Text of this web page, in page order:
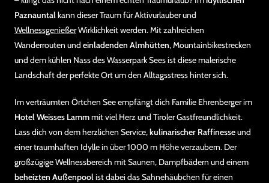
Paznauntalkann dieser Traum für Aktivurlauber und
WellnessgenießerWirklichkeit werden. Mit zahlreichen
Wanderrouten und einladenden Almhütten, Mountainbikestrecken
und dem kühlen Nass des Wasserpark Sees ist diese malerische
Landschaft der perfekte Ort um den Alltagsstress hinter sich.
Im verträumten Örtchen See empfängt dich Familie Ehrenberger im
Hotel Weisses Lammmit viel Herz und Tiroler Gastfreundlichkeit.
Lass dich von dem herzlichen Service,kulinarischer Raffinesseund
einer traumhaften Idylle in über 1000 m Höhe verzaubern. Der
großzügige Wellnessbereich mit Saunen, Dampfbädern und einem
beheizten Außenpoolist dabei das Sahnehäubchen für einen